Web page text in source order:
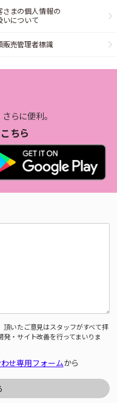
さまの個人情報の
いについて
販売管理者標識
らに便利。
ちら
頂いたご意見はスタッフがすべて拝
・サイト改善を行ってまいりま
せ専用フォームから